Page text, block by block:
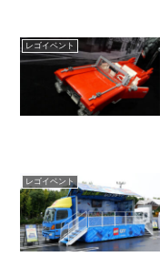
レゴイベント
レゴイベント